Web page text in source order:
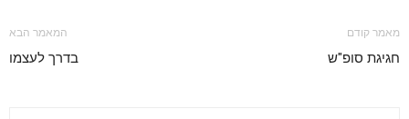
מאמר קודם
חגיגת סופ"ש
המאמר הבא
בדרך לעצמו